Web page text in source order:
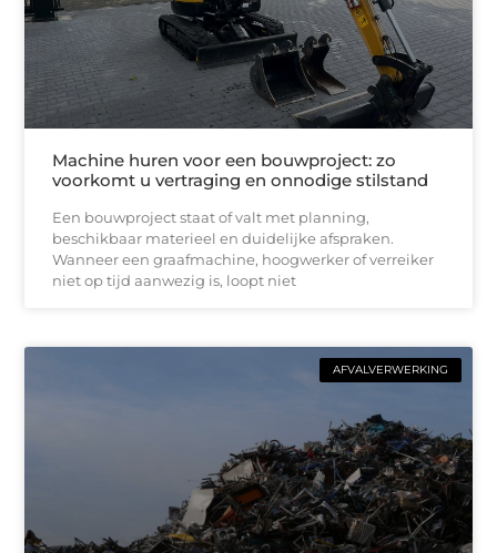
Machine huren voor een bouwproject: zo
voorkomt u vertraging en onnodige stilstand
Een bouwproject staat of valt met planning,
beschikbaar materieel en duidelijke afspraken.
Wanneer een graafmachine, hoogwerker of verreiker
niet op tijd aanwezig is, loopt niet
AFVALVERWERKING